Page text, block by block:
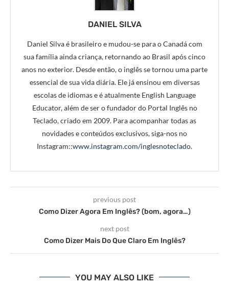
DANIEL SILVA
Daniel Silva é brasileiro e mudou-se para o Canadá com
sua família ainda criança, retornando ao Brasil após cinco
anos no exterior. Desde então, o inglês se tornou uma parte
essencial de sua vida diária. Ele já ensinou em diversas
escolas de idiomas e é atualmente English Language
Educator, além de ser o fundador do Portal Inglês no
Teclado, criado em 2009. Para acompanhar todas as
novidades e conteúdos exclusivos, siga-nos no
Instagram::www.instagram.com/inglesnoteclado.
previous post
Como Dizer Agora Em Inglês? (bom, agora…)
next post
Como Dizer Mais Do Que Claro Em Inglês?
YOU MAY ALSO LIKE